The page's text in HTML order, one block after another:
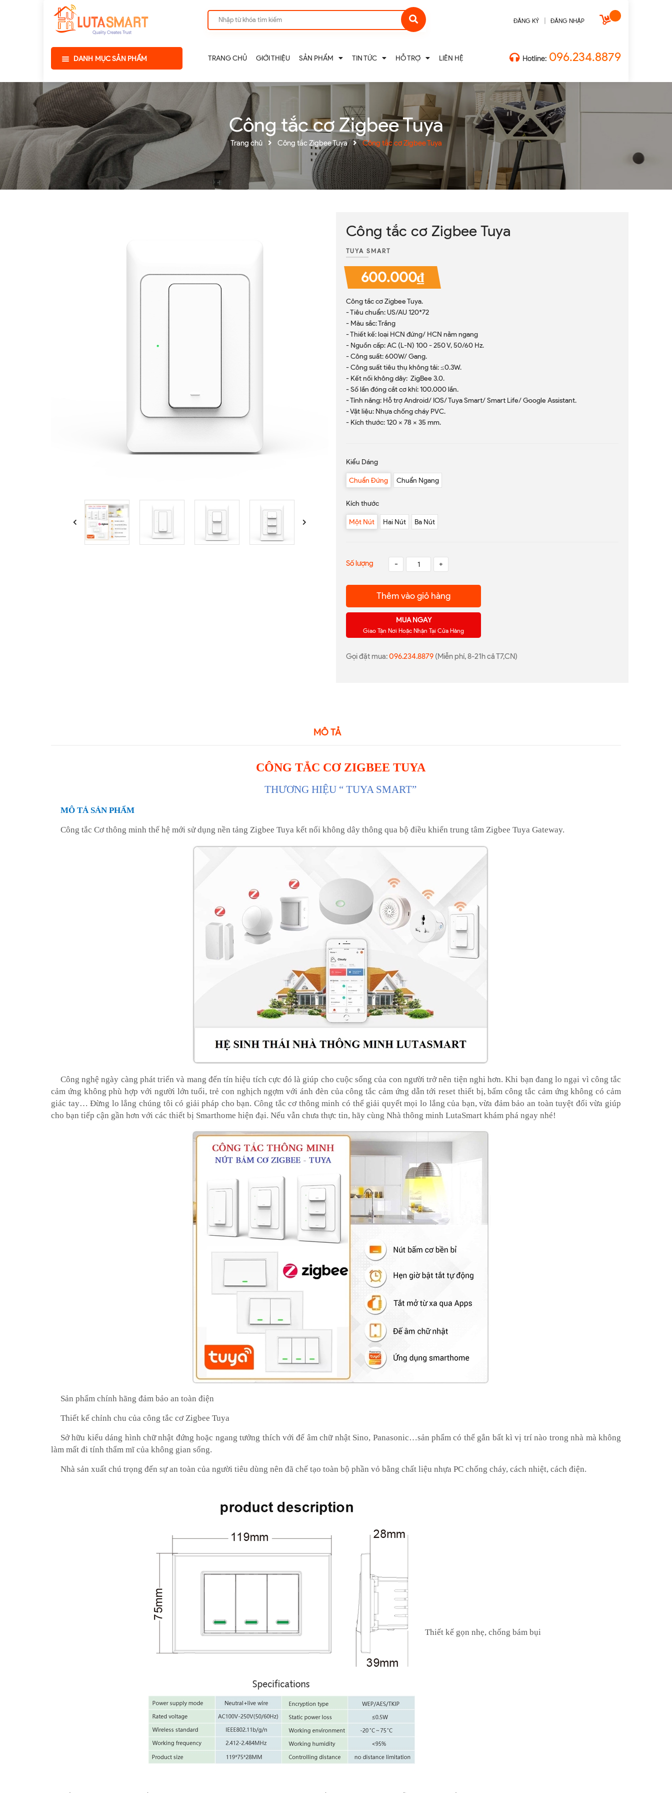
ĐĂNG KÝ ĐĂNG NHẬP
DANH MỤC SẢN PHẨM TRANG CHỦ GIỚI THIỆU SẢN PHẨM TIN TỨC HỖ TRỢ LIÊN HỆ Hotline: 096.234.8879
Công tắc cơ Zigbee Tuya
Trang chủ Công tắc Zigbee Tuya Công tắc cơ Zigbee Tuya
Công tắc cơ Zigbee Tuya
TUYA SMART
600.000₫
Công tắc cơ Zigbee Tuya.
- Tiêu chuẩn: US/AU 120*72
- Màu sắc: Trắng
- Thiết kế: loại HCN đứng/ HCN nằm ngang
- Nguồn cấp: AC (L-N) 100 - 250 V, 50/60 Hz.
- Công suất: 600W/ Gang.
- Công suất tiêu thụ không tải: ≤0.3W.
- Kết nối không dây: ZigBee 3.0.
- Số lần đóng cắt cơ khí: 100.000 lần.
- Tính năng: Hỗ trợ Android/ IOS/ Tuya Smart/ Smart Life/ Google Assistant.
- Vật liệu: Nhựa chống cháy PVC.
- Kích thước: 120 x 78 x 35 mm.
Kiểu Dáng
Chuẩn Đứng Chuẩn Ngang
Kích thước
Một Nút Hai Nút Ba Nút
Số lượng - +
Thêm vào giỏ hàng
MUA NGAY
Giao Tận Nơi Hoặc Nhận Tại Cửa Hàng
Gọi đặt mua:096.234.8879 (Miễn phí, 8-21h cả T7,CN)
MÔ TẢ
CÔNG TẮC CƠ ZIGBEE TUYA
THƯƠNG HIỆU “ TUYA SMART”
MÔ TẢ SẢN PHẨM
Công tắc Cơ thông minh thế hệ mới sử dụng nền tảng Zigbee Tuya kết nối không dây thông qua bộ điều khiển trung tâm Zigbee Tuya Gateway.
Công nghệ ngày càng phát triển và mang đến tín hiệu tích cực đó là giúp cho cuộc sống của con người trở nên tiện nghi hơn. Khi bạn đang lo ngại vì công tắc
cảm ứng không phù hợp với người lớn tuổi, trẻ con nghịch ngợm với ánh đèn của công tắc cảm ứng dẫn tới reset thiết bị, bấm công tắc cảm ứng không có cảm
giác tay… Đừng lo lắng chúng tôi có giải pháp cho bạn. Công tắc cơ thông minh có thể giải quyết mọi lo lắng của bạn, vừa đảm bảo an toàn tuyệt đối vừa giúp
cho bạn tiếp cận gần hơn với các thiết bị Smarthome hiện đại. Nếu vẫn chưa thực tin, hãy cùng Nhà thông minh LutaSmart khám phá ngay nhé!
Sản phẩm chính hãng đảm bảo an toàn điện
Thiết kế chỉnh chu của công tắc cơ Zigbee Tuya
Sở hữu kiểu dáng hình chữ nhật đứng hoặc ngang tưởng thích với đế âm chữ nhật Sino, Panasonic…sản phẩm có thể gắn bất kì vị trí nào trong nhà mà không
làm mất đi tính thẩm mĩ của không gian sống.
Nhà sản xuất chú trọng đến sự an toàn của người tiêu dùng nên đã chế tạo toàn bộ phần vỏ bằng chất liệu nhựa PC chống cháy, cách nhiệt, cách điện.
Thiết kế gọn nhẹ, chống bám bụi